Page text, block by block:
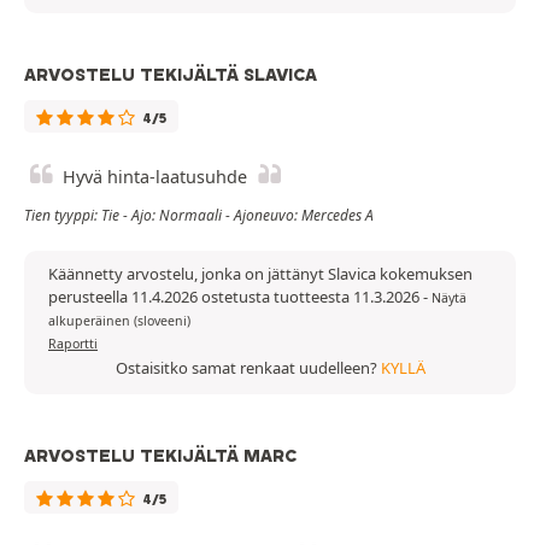
ARVOSTELU TEKIJÄLTÄ SLAVICA
4/5
Hyvä hinta-laatusuhde
Tien tyyppi: Tie - Ajo: Normaali - Ajoneuvo: Mercedes A
Käännetty arvostelu, jonka on jättänyt Slavica kokemuksen
perusteella 11.4.2026 ostetusta tuotteesta 11.3.2026- Näytä
alkuperäinen (sloveeni)
Raportti
Ostaisitko samat renkaat uudelleen? KYLLÄ
ARVOSTELU TEKIJÄLTÄ MARC
4/5